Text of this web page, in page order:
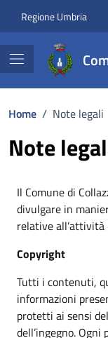
Regione Umbria
Home / Note legali
Note
Il Comune di
divulgare in
relative all’attività
Copyright
Tutti i contenuti,
informazioni
protetti ai sensi
dell’ingegno.